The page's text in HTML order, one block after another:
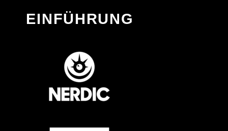
EINFÜHRUNG